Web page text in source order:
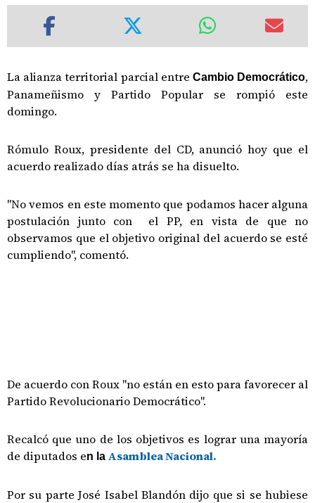
La alianza territorial parcial entre Cambio Democrático,
Panameñismo y Partido Popular se rompió este
domingo.
Rómulo Roux, presidente del CD, anunció hoy que el
acuerdo realizado días atrás se ha disuelto.
"No vemos en este momento que podamos hacer alguna
postulación junto con el PP, en vista de que no
observamos que el objetivo original del acuerdo se esté
cumpliendo", comentó.
De acuerdo con Roux "no están en esto para favorecer al
Partido Revolucionario Democrático".
Recalcó que uno de los objetivos es lograr una mayoría
de diputados en la Asamblea Nacional.
Por su parte José Isabel Blandón dijo que si se hubiese